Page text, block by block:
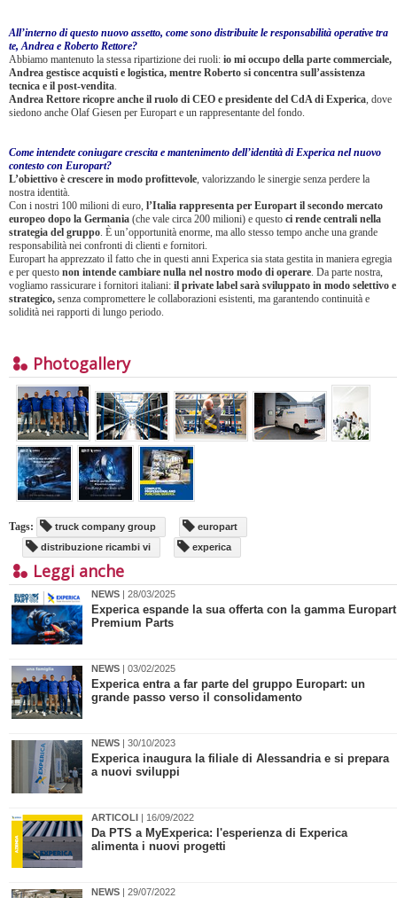
All’interno di questo nuovo assetto, come sono distribuite le responsabilità operative tra
te, Andrea e Roberto Rettore?
Abbiamo mantenuto la stessa ripartizione dei ruoli: io mi occupo della parte commerciale,
Andrea gestisce acquisti e logistica, mentre Roberto si concentra sull’assistenza
tecnica e il post-vendita.
Andrea Rettore ricopre anche il ruolo di CEO e presidente del CdA di Experica, dove
siedono anche Olaf Giesen per Europart e un rappresentante del fondo.
Come intendete coniugare crescita e mantenimento dell’identità di Experica nel nuovo
contesto con Europart?
L’obiettivo è crescere in modo profittevole, valorizzando le sinergie senza perdere la
nostra identità.
Con i nostri 100 milioni di euro, l’Italia rappresenta per Europart il secondo mercato
europeo dopo la Germania (che vale circa 200 milioni) e questo ci rende centrali nella
strategia del gruppo. È un’opportunità enorme, ma allo stesso tempo anche una grande
responsabilità nei confronti di clienti e fornitori.
Europart ha apprezzato il fatto che in questi anni Experica sia stata gestita in maniera egregia
e per questo non intende cambiare nulla nel nostro modo di operare. Da parte nostra,
vogliamo rassicurare i fornitori italiani: il private label sarà sviluppato in modo selettivo e
strategico, senza compromettere le collaborazioni esistenti, ma garantendo continuità e
solidità nei rapporti di lungo periodo.
Photogallery
Tags: truck company group
europart
distribuzione ricambi vi
experica
Leggi anche
NEWS | 28/03/2025
Experica espande la sua offerta con la gamma Europart
Premium Parts
NEWS | 03/02/2025
Experica entra a far parte del gruppo Europart: un
grande passo verso il consolidamento
NEWS | 30/10/2023
Experica inaugura la filiale di Alessandria e si prepara
a nuovi sviluppi
ARTICOLI | 16/09/2022
Da PTS a MyExperica: l'esperienza di Experica
alimenta i nuovi progetti
NEWS | 29/07/2022